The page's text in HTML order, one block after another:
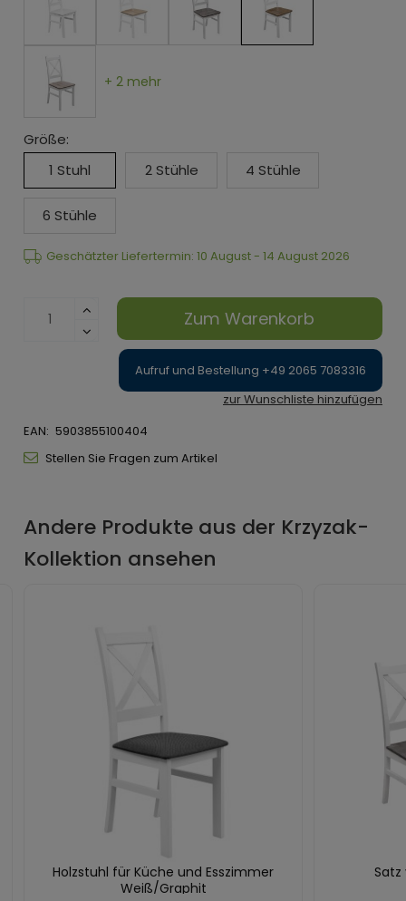
+ 2 mehr
Größe:
1 Stuhl
2 Stühle 4 Stühle
6 Stühle
Geschätzter Liefertermin: 10 August - 14 August 2026
Zum Warenkorb
Aufruf und Bestellung +49 2065 7083316
zur Wunschliste hinzufügen
EAN: 5903855100404
Stellen Sie Fragen zum Artikel
Andere Produkte aus der Krzyzak-
Kollektion ansehen
Holzstuhl für Küche und Esszimmer
Weiß/Graphit
Satz